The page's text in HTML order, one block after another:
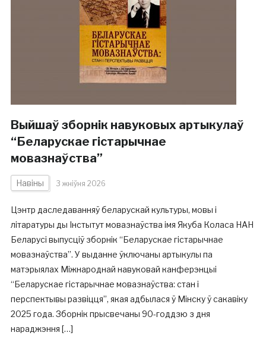
Выйшаў зборнік навуковых артыкулаў
“Беларускае гістарычнае
мовазнаўства”
Навіны 3 жніўня 2026
Цэнтр даследаванняў беларускай культуры, мовы і
літаратуры ды Інстытут мовазнаўства імя Якуба Коласа НАН
Беларусі выпусціў зборнік “Беларускае гістарычнае
мовазнаўства”. У выданне ўключаны артыкулы па
матэрыялах Міжнароднай навуковай канферэнцыі
“Беларускае гістарычнае мовазнаўства: стан і
перспектывы развіцця”, якая адбылася ў Мінску ў сакавіку
2025 года. Зборнік прысвечаны 90-годдзю з дня
нараджэння […]